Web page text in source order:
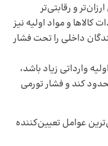
و رقابتی‌تر
و مواد اولیه نیز
داخلی را تحت فشار
وارداتی زیاد باشد،
کند و فشار تورمی
عوامل تعیین‌کننده